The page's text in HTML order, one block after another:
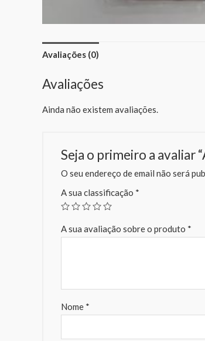
Avaliações (0)
Avaliações
Ainda não existem avaliações.
Seja o primeiro a avaliar
O seu endereço de email não será
A sua classificação *
A sua avaliação sobre o produto *
Nome *